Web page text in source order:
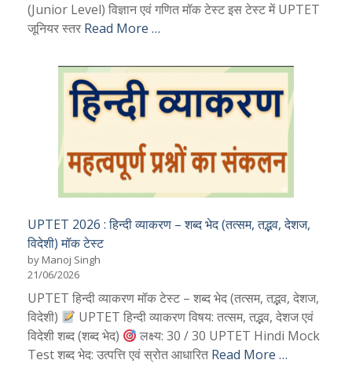
(Junior Level) विज्ञान एवं गणित मॉक टेस्ट इस टेस्ट में UPTET
जूनियर स्तर Read More …
UPTET 2026 : हिन्दी व्याकरण – शब्द भेद (तत्सम, तद्भव, देशज,
विदेशी) मॉक टेस्ट
by Manoj Singh
21/06/2026
UPTET हिन्दी व्याकरण मॉक टेस्ट – शब्द भेद (तत्सम, तद्भव, देशज,
विदेशी)
UPTET हिन्दी व्याकरण विषय: तत्सम, तद्भव, देशज एवं
विदेशी शब्द (शब्द भेद)
लक्ष्य: 30 / 30 UPTET Hindi Mock
Test शब्द भेद: उत्पत्ति एवं स्रोत आधारितRead More …